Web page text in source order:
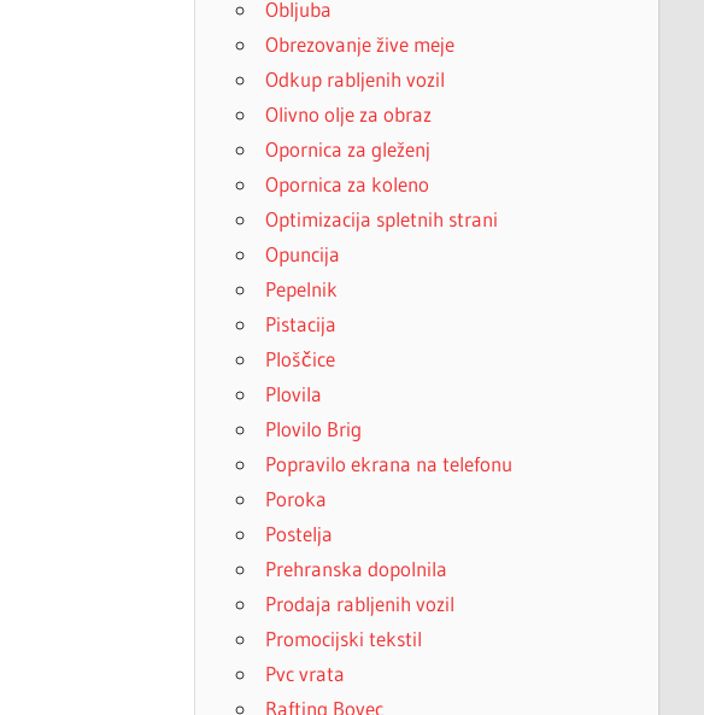
Obljuba
Obrezovanje žive meje
Odkup rabljenih vozil
Olivno olje za obraz
Opornica za gleženj
Opornica za koleno
Optimizacija spletnih strani
Opuncija
Pepelnik
Pistacija
Ploščice
Plovila
Plovilo Brig
Popravilo ekrana na telefonu
Poroka
Postelja
Prehranska dopolnila
Prodaja rabljenih vozil
Promocijski tekstil
Pvc vrata
Rafting Bovec